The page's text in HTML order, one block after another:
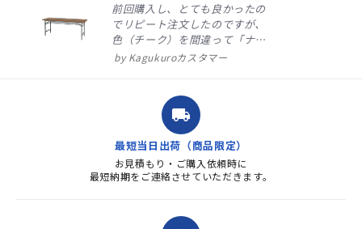
前回購入し、とても良かったの
でリピート注文したのですが、
色（チーク）を間違って「ナチ
ュラル」としてしまいました。
ました。商品到着も早く、品
質・使いやすさで満足していま
す。また、リピートするときは
よろしくお...
Kagukuroカスタマー
local_shipping
最短当日出荷（商品限定）
お見積もり・ご購入依頼時に
最短納期をご連絡させていただきます。